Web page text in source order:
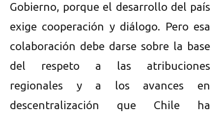
Gobierno, porque el desarrollo del país
exige cooperación y diálogo. Pero esa
colaboración debe darse sobre la base
del respeto a las atribuciones
regionales y a los avances en
descentralización que Chile ha